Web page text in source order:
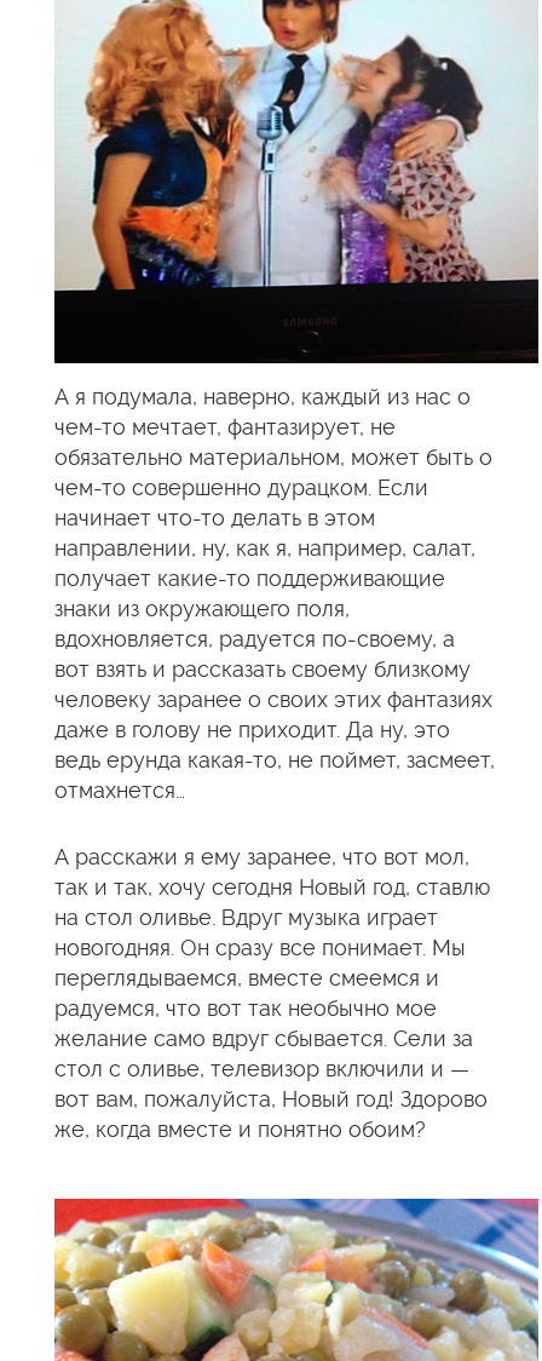
А я подумала, наверно, каждый из нас о
чем-то мечтает, фантазирует, не
обязательно материальном, может быть о
чем-то совершенно дурацком. Если
начинает что-то делать в этом
направлении, ну, как я, например, салат,
получает какие-то поддерживающие
знаки из окружающего поля,
вдохновляется, радуется по-своему, а
вот взять и рассказать своему близкому
человеку заранее о своих этих фантазиях
даже в голову не приходит. Да ну, это
ведь ерунда какая-то, не поймет, засмеет,
отмахнется…
А расскажи я ему заранее, что вот мол,
так и так, хочу сегодня Новый год, ставлю
на стол оливье. Вдруг музыка играет
новогодняя. Он сразу все понимает. Мы
переглядываемся, вместе смеемся и
радуемся, что вот так необычно мое
желание само вдруг сбывается. Сели за
стол с оливье, телевизор включили и —
вот вам, пожалуйста, Новый год! Здорово
же, когда вместе и понятно обоим?